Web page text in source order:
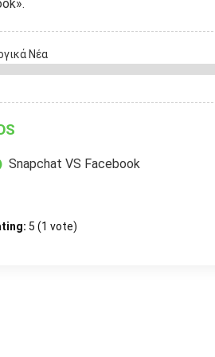
Νέα
Snapchat VS Facebook
5 (1 vote)